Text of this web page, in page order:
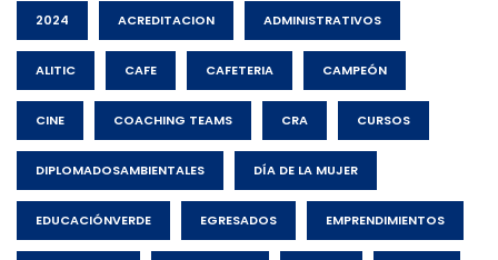
2024 ACREDITACION ADMINISTRATIVOS
ALITIC CAFE CAFETERIA CAMPEÓN
CINE COACHING TEAMS CRA CURSOS
DIPLOMADOSAMBIENTALES DÍA DE LA MUJER
EDUCACIÓNVERDE EGRESADOS EMPRENDIMIENTOS